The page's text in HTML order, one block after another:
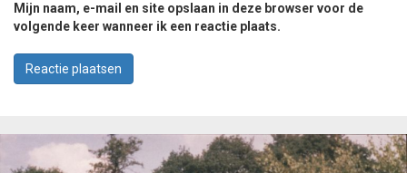
Mijn naam, e-mail en site opslaan in deze browser voor de
volgende keer wanneer ik een reactie plaats.